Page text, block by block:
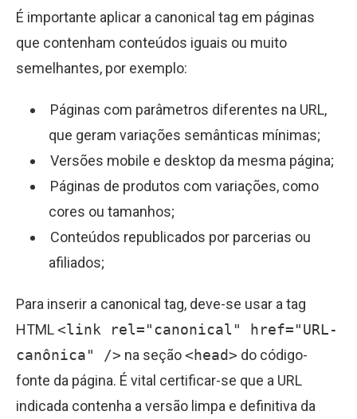
É importante aplicar a canonical tag em páginas
que contenham conteúdos iguais ou muito
semelhantes, por exemplo:
Páginas com parâmetros diferentes na URL,
que geram variações semânticas mínimas;
Versões mobile e desktop da mesma página;
Páginas de produtos com variações, como
cores ou tamanhos;
Conteúdos republicados por parcerias ou
afiliados;
Para inserir a canonical tag, deve-se usar a tag
HTML<link rel="canonical" href="URL-
canônica" /> na seção<head> do código-
fonte da página. É vital certificar-se que a URL
indicada contenha a versão limpa e definitiva da